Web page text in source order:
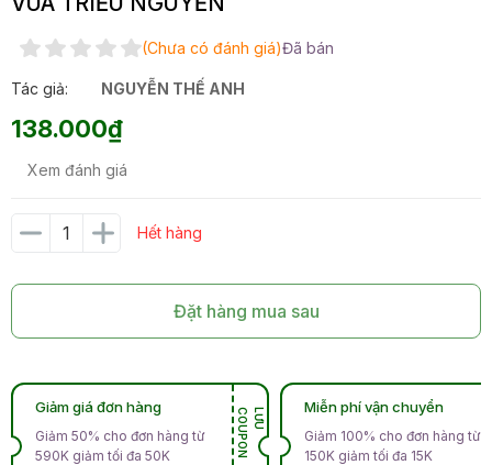
(Chưa có đánh giá)Đã bán
Tác giả: NGUYỄN THẾ ANH
138.000₫
Xem đánh giá
Hết hàng
Đặt hàng mua sau
Giảm giá đơn hàng
Giảm 50% cho đơn hàng từ
590K giảm tối đa 50K
L
Ư
U
C
O
U
P
O
N
Miễn phí vận chuyển
Giảm 100% cho đơn hàng từ
150K giảm tối đa 15K